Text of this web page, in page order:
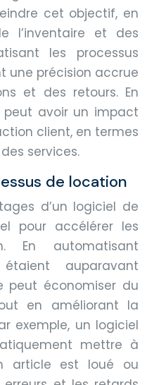
cet objectif, en
l’inventaire et des
les processus
une précision accrue
et des retours. En
avoir un impact
client, en termes
services.
de location
d’un logiciel de
pour accélérer les
En automatisant
auparavant
peut économiser du
en améliorant la
exemple, un logiciel
mettre à
article est loué ou